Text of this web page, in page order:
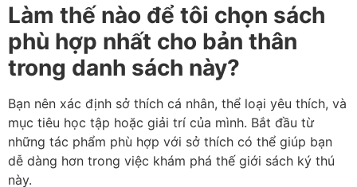
Làm thế nào để tôi chọn sách
phù hợp nhất cho bản thân
trong danh sách này?
Bạn nên xác định sở thích cá nhân, thể loại yêu thích, và
mục tiêu học tập hoặc giải trí của mình. Bắt đầu từ
những tác phẩm phù hợp với sở thích có thể giúp bạn
dễ dàng hơn trong việc khám phá thế giới sách ký thú
này.